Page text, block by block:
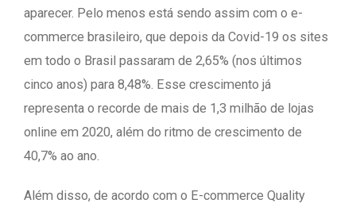
aparecer. Pelo menos está sendo assim com o e-
commerce brasileiro, que depois da Covid-19 os sites
em todo o Brasil passaram de 2,65% (nos últimos
cinco anos) para 8,48%. Esse crescimento já
representa o recorde de mais de 1,3 milhão de lojas
online em 2020, além do ritmo de crescimento de
40,7% ao ano.
Além disso, de acordo com o E-commerce Quality